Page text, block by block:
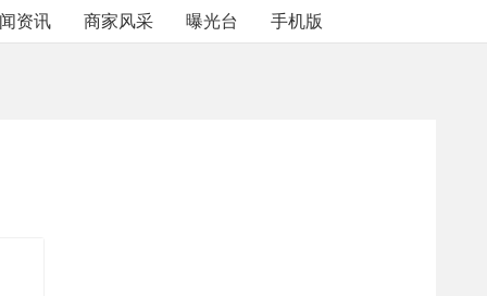
资讯 商家风采 曝光台 手机版